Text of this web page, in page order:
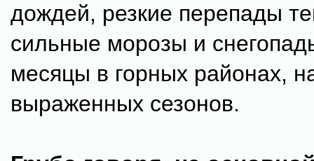
дождей, резкие перепады
сильные морозы и
месяцы в горных районах,
выраженных сезонов.